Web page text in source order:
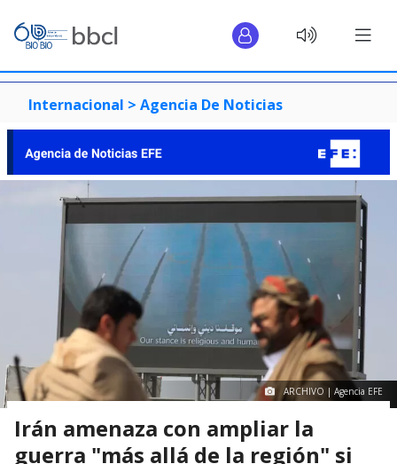
Internacional > Agencia De Noticias
ARCHIVO | Agencia EFE
Irán amenaza con ampliar la
guerra "más allá de la región" si